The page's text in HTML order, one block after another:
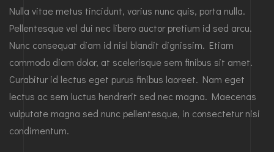
Nulla vitae metus tincidunt, varius nunc quis, porta nulla.
Pellentesque vel dui nec libero auctor pretium id sed arcu.
Nunc consequat diam id nisl blandit dignissim. Etiam
commodo diam dolor, at scelerisque sem finibus sit amet.
Curabitur id lectus eget purus finibus laoreet. Nam eget
lectus ac sem luctus hendrerit sed nec magna. Maecenas
vulputate magna sed nunc pellentesque, in consectetur nisi
condimentum.